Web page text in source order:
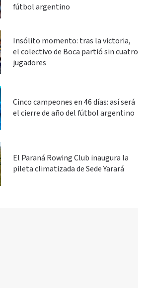
fútbol argentino
Insólito momento: tras la victoria,
el colectivo de Boca partió sin cuatro
jugadores
Cinco campeones en 46 días: así será
el cierre de año del fútbol argentino
El Paraná Rowing Club inaugura la
pileta climatizada de Sede Yarará